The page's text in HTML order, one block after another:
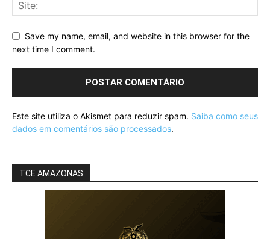
Save my name, email, and website in this browser for the
next time I comment.
Este site utiliza o Akismet para reduzir spam. Saiba como seus
dados em comentários são processados.
TCE AMAZONAS